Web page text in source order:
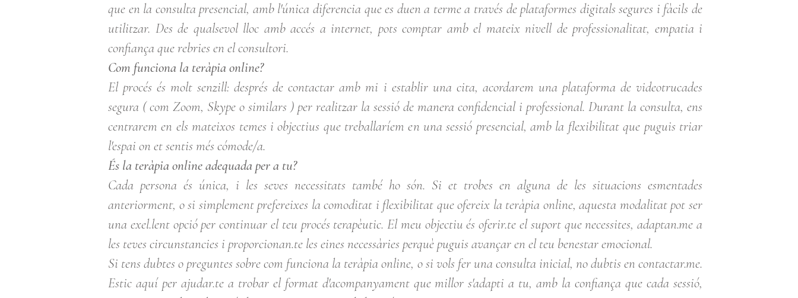
que en la consulta presencial, amb l'única diferencia que es duen a terme a través de plataformes digitals segures i fàcils de
utilitzar. Des de qualsevol lloc amb accés a internet, pots comptar amb el mateix nivell de professionalitat, empatia i
confiança que rebries en el consultori.
Com funciona la teràpia online?
El procés és molt senzill: després de contactar amb mi i establir una cita, acordarem una plataforma de videotrucades
segura ( com Zoom, Skype o similars ) per realitzar la sessió de manera confidencial i professional. Durant la consulta, ens
centrarem en els mateixos temes i objectius que treballaríem en una sessió presencial, amb la flexibilitat que puguis triar
l'espai on et sentis més cómode/a.
És la teràpia online adequada per a tu?
Cada persona és única, i les seves necessitats també ho són. Si et trobes en alguna de les situacions esmentades
anteriorment, o si simplement prefereixes la comoditat i flexibilitat que ofereix la teràpia online, aquesta modalitat pot ser
una exel.lent opció per continuar el teu procés terapèutic. El meu objectiu és oferir.te el suport que necessites, adaptan.me a
les teves circunstancies i proporcionan.te les eines necessàries perquè puguis avançar en el teu benestar emocional.
Si tens dubtes o preguntes sobre com funciona la teràpia online, o si vols fer una consulta inicial, no dubtis en contactar.me.
Estic aquí per ajudar.te a trobar el format d'acompanyament que millor s'adapti a tu, amb la confiança que cada sessió,